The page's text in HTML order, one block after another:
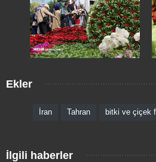
Ekler
İran Tahran bitki ve çiçek
İlgili haberler